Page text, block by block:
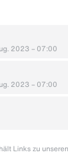
2023 – 07:00
2023 – 07:00
Links zu